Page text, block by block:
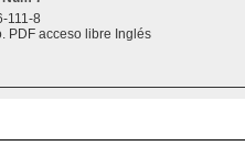
111-8
PDF acceso libre Inglés